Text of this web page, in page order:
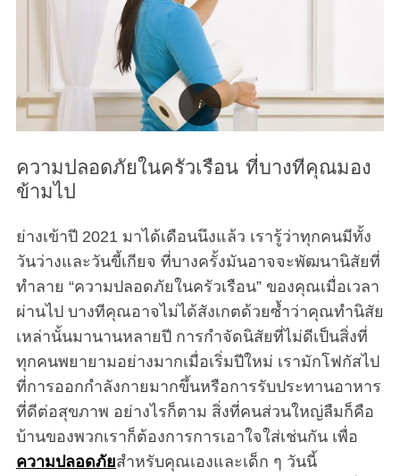
ความปลอดภัยในครัวเรือน ที่บางทีคุณมอง
ข้ามไป
ย่างเข้าปี 2021 มาได้เดือนนึงแล้ว เรารู้ว่าทุกคนมีทั้ง
วันว่างและวันขี้เกียจ ที่บางครั้งมันอาจจะพัฒนานิสัยที่
ทำลาย “ความปลอดภัยในครัวเรือน” ของคุณเมื่อเวลา
ผ่านไป บางทีคุณอาจไม่ได้สังเกตด้วยซ้ำว่าคุณทำนิสัย
เหล่านั้นมานานหลายปี การกำจัดนิสัยที่ไม่ดีเป็นสิ่งที่
ทุกคนพยายามอย่างมากเมื่อเริ่มปีใหม่ เรามักโฟกัสไป
ที่การออกกำลังกายมากขึ้นหรือการรับประทานอาหาร
ที่ดีต่อสุขภาพ อย่างไรก็ตาม สิ่งที่คนส่วนใหญ่ลืมก็คือ
บ้านของพวกเราก็ต้องการการเอาใจใส่เช่นกัน เพื่อ
ความปลอดภัยสำหรับคุณเองและเด็ก ๆ วันนี้